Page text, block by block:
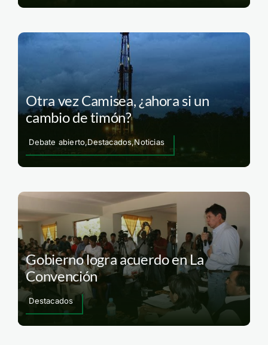
Otra vez Camisea, ¿ahora si un
cambio de timón?
Debate abierto,Destacados,Noticias
Gobierno logra acuerdo en La
Convención
Destacados